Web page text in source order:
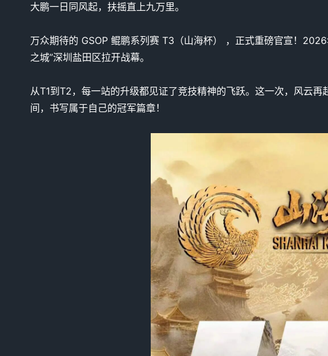
大鹏一日同风起，扶摇直上九万里。
万众期待的 GSOP 鲲鹏系列赛 T3（山海杯） ，正式重磅官宣！
之城”深圳盐田区拉开战幕。
从T1到T2，每一站的升级都见证了竞技精神的飞跃。这一次，风云
间，书写属于自己的冠军篇章！